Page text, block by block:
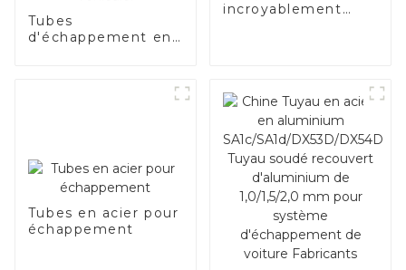
Tubes
d'échappement en
incroyablement
Tubes en acier pour
échappement